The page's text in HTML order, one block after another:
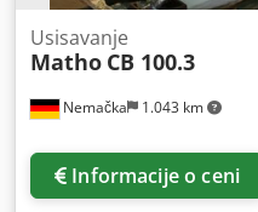
Nemačka 1.043 km
Usisavanje
Matho CB 100.3
Informacije o ceni